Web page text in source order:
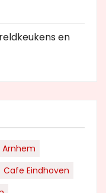
en
Cafe Eindhoven